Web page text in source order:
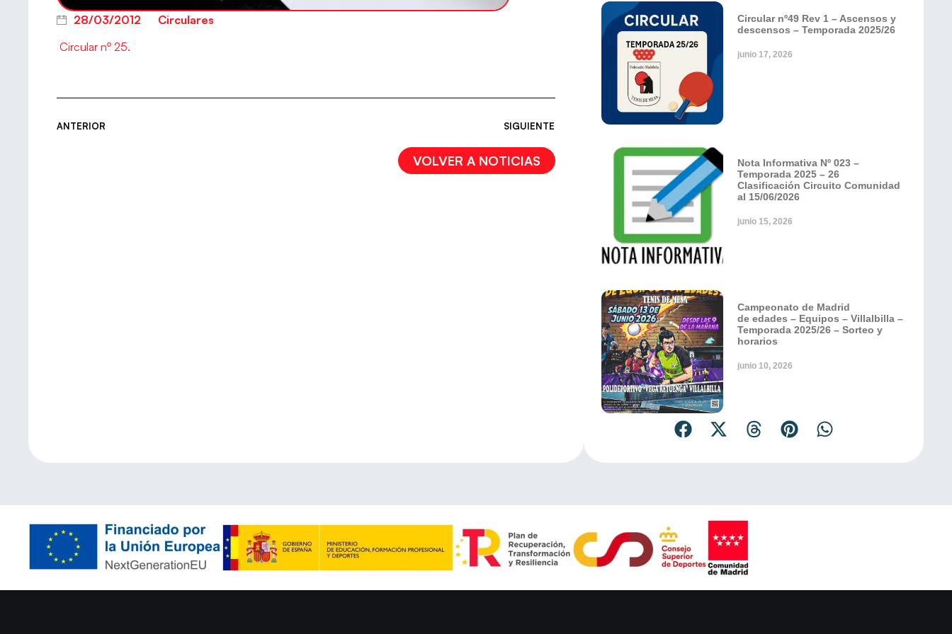
28/03/2012
Circulares
Circular nº 25.
ANTERIOR SIGUIENTE
VOLVER A NOTICIAS
Circular nº49 Rev 1 – Ascensos y
descensos – Temporada 2025/26
junio 17, 2026
Nota Informativa Nº 023 –
Temporada 2025 – 26
Clasificación Circuito Comunidad
al 15/06/2026
junio 15, 2026
Campeonato de Madrid
de edades – Equipos – Villalbilla –
Temporada 2025/26 – Sorteo y
horarios
junio 10, 2026